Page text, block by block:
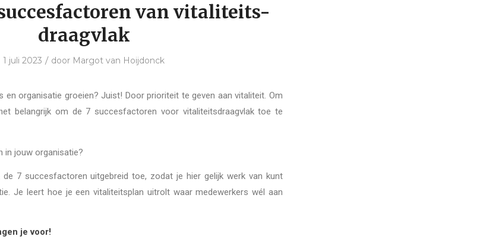
van vitaliteits-
draagvlak
1 juli 2023 / door Margot van Hoijdonck
en organisatie groeien? Juist! Door prioriteit te geven aan vitaliteit. Om
belangrijk om de 7 succesfactoren voor vitaliteitsdraagvlak toe te
in jouw organisatie?
7 succesfactoren uitgebreid toe, zodat je hier gelijk werk van kunt
Je leert hoe je een vitaliteitsplan uitrolt waar medewerkers wél aan
je voor!